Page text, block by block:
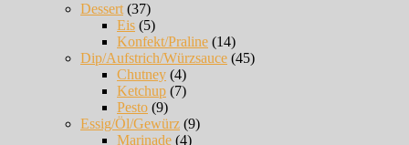
Dessert (37)
Eis (5)
Konfekt/Praline (14)
Dip/Aufstrich/Würzsauce (45)
Chutney (4)
Ketchup (7)
Pesto (9)
Essig/Öl/Gewürz (9)
Marinade (4)